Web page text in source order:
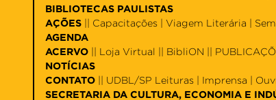
BIBLIOTECAS PAULISTAS
AÇÕES || Capacitações | Viagem Literária |
AGENDA
ACERVO || Loja Virtual || BibliON ||
NOTÍCIAS
CONTATO || UDBL/SP Leituras | Imprensa |
SECRETARIA DA CULTURA, ECONOMIA E